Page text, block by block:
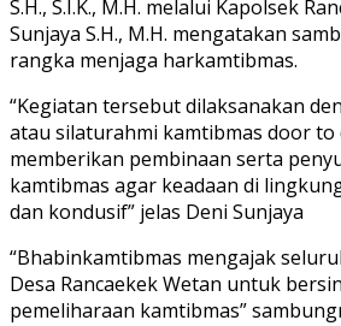
S.H., S.I.K., M.H. melalui Kapolsek
Sunjaya S.H., M.H. mengatakan
rangka menjaga harkamtibmas.
“Kegiatan tersebut dilaksanakan
atau silaturahmi kamtibmas door to
memberikan pembinaan serta
kamtibmas agar keadaan di
dan kondusif” jelas Deni Sunjaya
“Bhabinkamtibmas mengajak
Desa Rancaekek Wetan untuk
pemeliharaan kamtibmas”